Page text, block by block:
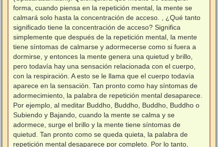
forma, cuando piensa en la repetición mental, la mente se
calmará solo hasta la concentración de acceso. , ¿Qué tanto
significado tiene la concentración de acceso? Significa
simplemente que después de la repetición mental, la mente
tiene síntomas de calmarse y adormecerse como si fuera a
dormirse, y entonces la mente genera una quietud y brillo,
pero todavía hay una sensación relacionada con el cuerpo,
con la respiración. A esto se le llama que el cuerpo todavía
aparece en la sensación. Tan pronto como hay síntomas de
adormecimiento, la palabra de repetición mental desaparece.
Por ejemplo, al meditar Buddho, Buddho, Buddho, Buddho o
Subiendo y Bajando, cuando la mente se calma y se
adormece, surge el brillo y la mente tiene síntomas de
quietud. Tan pronto como se queda quieta, la palabra de
repetición mental desaparece por completo. Por lo tanto,